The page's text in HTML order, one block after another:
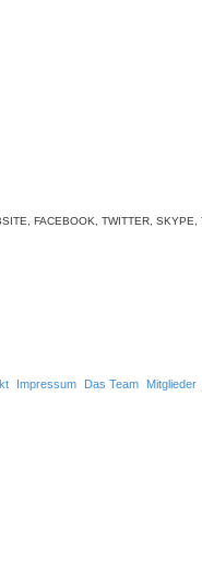
FACEBOOK, TWITTER, SKYPE,
Mitglieder
Das Team
Impressum